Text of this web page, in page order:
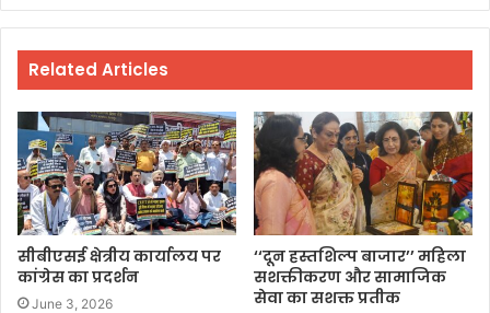
Related Articles
सीबीएसई क्षेत्रीय कार्यालय पर
कांग्रेस का प्रदर्शन
June 3, 2026
‘‘दून हस्तशिल्प बाजार’’ महिला
सशक्तीकरण और सामाजिक
सेवा का सशक्त प्रतीक